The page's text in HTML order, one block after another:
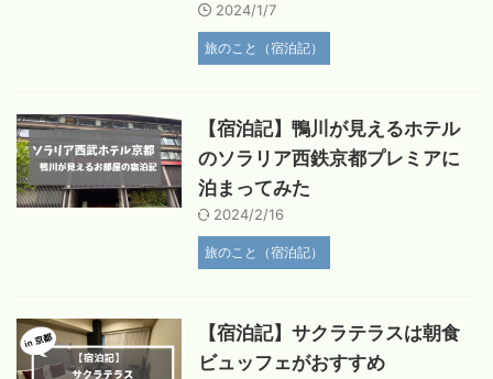
2024/1/7
旅のこと（宿泊記）
【宿泊記】鴨川が見えるホテル
のソラリア西鉄京都プレミアに
泊まってみた
2024/2/16
旅のこと（宿泊記）
【宿泊記】サクラテラスは朝食
ビュッフェがおすすめ